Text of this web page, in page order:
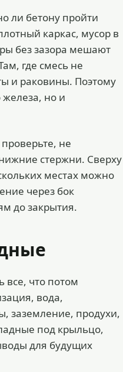
ли бетону пройти
каркас, мусор в
без зазора мешают
где смесь не
и раковины. Поэтому
железа, но и
не
стержни. Сверху
местах можно
через бок
до закрытия.
все, что потом
вода,
заземление, продухи,
под крыльцо,
для будущих